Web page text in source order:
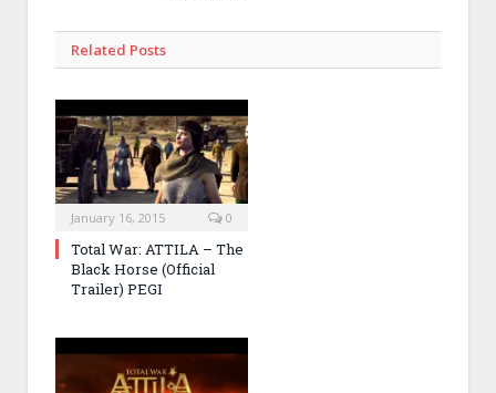
Related Posts
January 16, 2015 0
Total War: ATTILA – The
Black Horse (Official
Trailer) PEGI